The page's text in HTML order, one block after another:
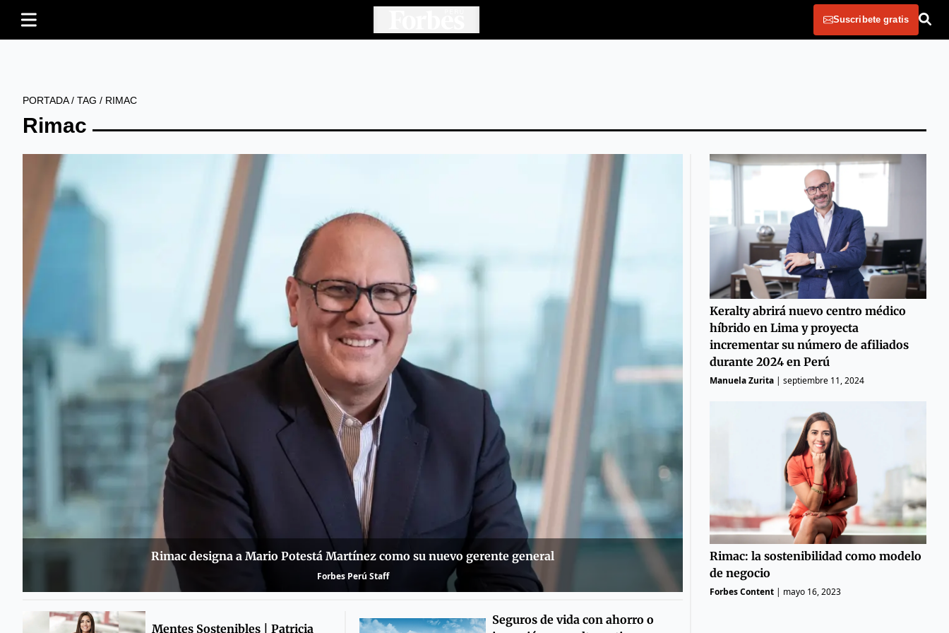
Suscribete gratis
PORTADA/ TAG / RIMAC
Rimac
Rimac designa a Mario Potestá Martínez como su nuevo gerente general
Forbes Perú Staff
Mentes Sostenibles | Patricia
Seguros de vida con ahorro o
Keralty abrirá nuevo centro médico
híbrido en Lima y proyecta
incrementar su número de afiliados
durante 2024 en Perú
Manuela Zurita| septiembre 11, 2024
Rimac: la sostenibilidad como modelo
de negocio
Forbes Content| mayo 16, 2023